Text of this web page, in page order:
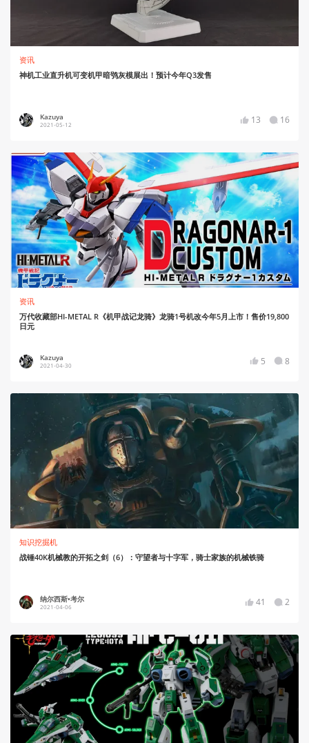
资讯
神机工业直升机可变机甲暗鸮灰模展出！预计今年Q3发售
Kazuya
2021-05-12 13 16
资讯
万代收藏部HI-METAL R《机甲战记龙骑》龙骑1号机改今年5月上市！售价19,800
日元
Kazuya
2021-04-30 5 8
知识挖掘机
战锤40K机械教的开拓之剑（6）：守望者与十字军，骑士家族的机械铁骑
纳尔西斯•考尔
2021-04-06 41 2